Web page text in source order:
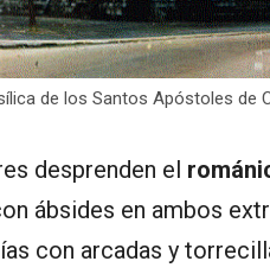
de los Santos Apóstoles de
desprenden el
ábsides en ambos
con arcadas y